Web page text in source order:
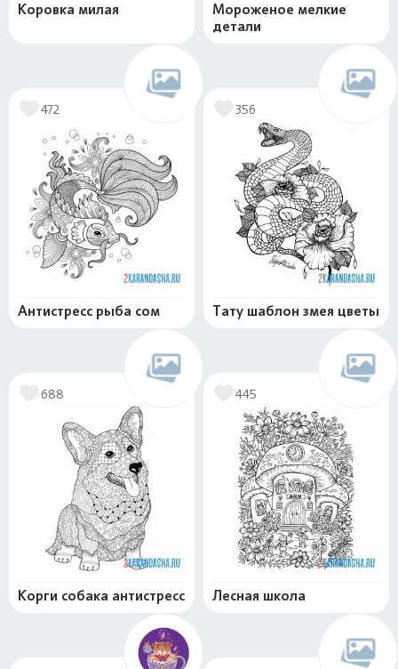
Коровка милая
Мороженое мелкие
детали
472
Антистресс рыба сом
356
Тату шаблон змея цветы
688
Корги собака антистресс
445
Лесная школа